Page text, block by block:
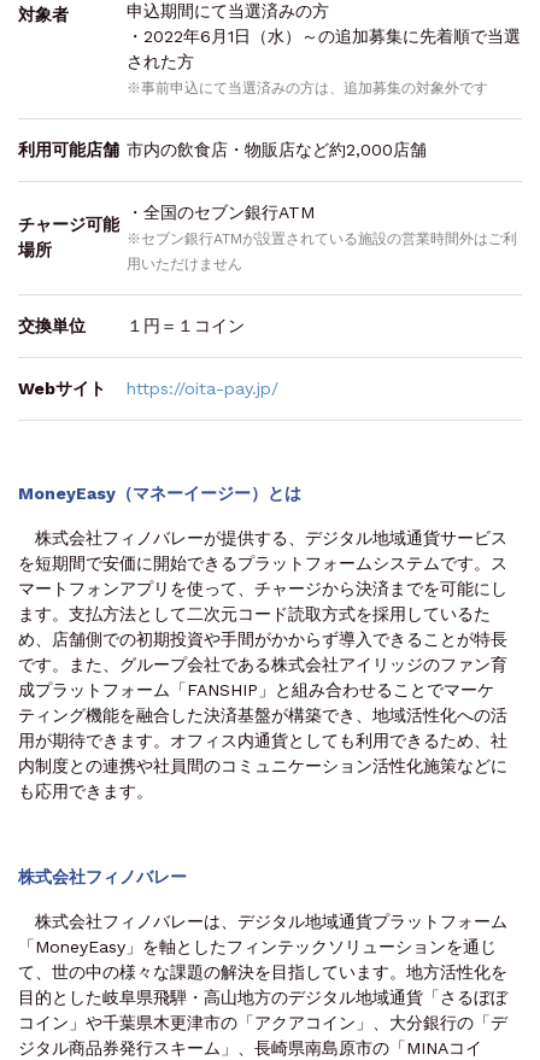
対象者
申込期間にて当選済みの方
・2022年6月1日（水）～の追加募集に先着順で当選
された方
※事前申込にて当選済みの方は、追加募集の対象外です
利用可能店舗 市内の飲食店・物販店など約2,000店舗
チャージ可能
場所
・全国のセブン銀行ATM
※セブン銀行ATMが設置されている施設の営業時間外はご利
用いただけません
交換単位 １円＝１コイン
Webサイト https://oita-pay.jp/
MoneyEasy（マネーイージー）とは
株式会社フィノバレーが提供する、デジタル地域通貨サービス
を短期間で安価に開始できるプラットフォームシステムです。ス
マートフォンアプリを使って、チャージから決済までを可能にし
ます。支払方法として二次元コード読取方式を採用しているた
め、店舗側での初期投資や手間がかからず導入できることが特長
です。また、グループ会社である株式会社アイリッジのファン育
成プラットフォーム「FANSHIP」と組み合わせることでマーケ
ティング機能を融合した決済基盤が構築でき、地域活性化への活
用が期待できます。オフィス内通貨としても利用できるため、社
内制度との連携や社員間のコミュニケーション活性化施策などに
も応用できます。
株式会社フィノバレー
株式会社フィノバレーは、デジタル地域通貨プラットフォーム
「MoneyEasy」を軸としたフィンテックソリューションを通じ
て、世の中の様々な課題の解決を目指しています。地方活性化を
目的とした岐阜県飛騨・高山地方のデジタル地域通貨「さるぼぼ
コイン」や千葉県木更津市の「アクアコイン」、大分銀行の「デ
ジタル商品券発行スキーム」、長崎県南島原市の「MINAコイ